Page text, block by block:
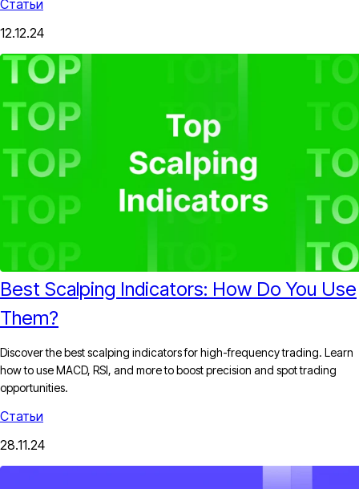
Статьи
12.12.24
Best Scalping Indicator​s: How Do You Use
Them?
Discover the best scalping indicators for high-frequency trading. Learn
how to use MACD, RSI, and more to boost precision and spot trading
opportunities.
Статьи
28.11.24